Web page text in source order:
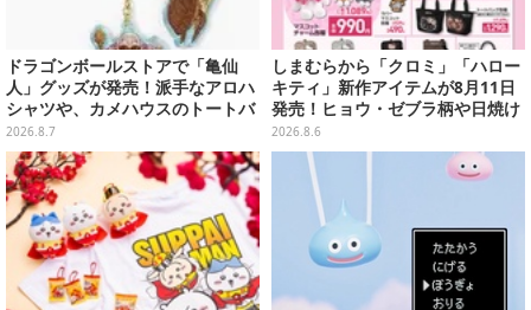
ドラゴンボールストアで「亀仙
人」グッズが発売！派手なアロハ
シャツや、カメハウスのトートバ
ッグなど夏らしいアイテムがズラ
リ
2026.8.7
しまむらから「クロミ」「ハロー
キティ」新作アイテムが8月11日
発売！ヒョウ・ゼブラ柄や日焼け
デザインの可愛い雑貨・アパレル
など多数
2026.8.6